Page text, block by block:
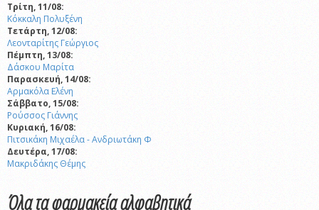
Τρίτη, 11/08:
Κόκκαλη Πολυξένη
Τετάρτη, 12/08:
Λεονταρίτης Γεώργιος
Πέμπτη, 13/08:
Δάσκου Μαρίτα
Παρασκευή, 14/08:
Αρμακόλα Ελένη
Σάββατο, 15/08:
Ρούσσος Γιάννης
Κυριακή, 16/08:
Πιτσικάκη Μιχαέλα - Ανδριωτάκη Φ
Δευτέρα, 17/08:
Μακριδάκης Θέμης
Όλα τα φαρμακεία αλφαβητικά